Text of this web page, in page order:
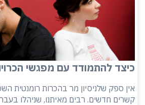
כיצד להתמודד עם מפגשי
אין ספק שלניסיון מר בהכרות רומנטית
קשרים חדשים. רבים מאיתנו, שניהלו